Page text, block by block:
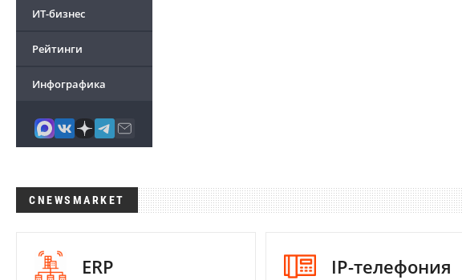
ИТ-бизнес
Рейтинги
Инфографика
CNEWSMARKET
ERP IP-телефония